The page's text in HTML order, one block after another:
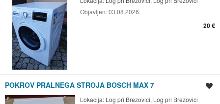
Objavljen:03.08.2026.
20 €
POKROV PRALNEGA STROJA BOSCH MAX 7
Lokacija: Log pri Brezovici, Log pri Brezovici